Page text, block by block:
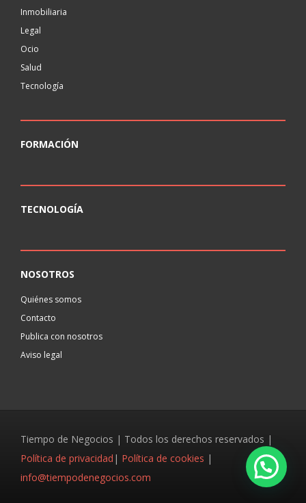
Inmobiliaria
Legal
Ocio
Salud
Tecnología
FORMACIÓN
TECNOLOGÍA
NOSOTROS
Quiénes somos
Contacto
Publica con nosotros
Aviso legal
Tiempo de Negocios | Todos los derechos reservados |
Política de privacidad | Política de cookies |
info@tiempodenegocios.com